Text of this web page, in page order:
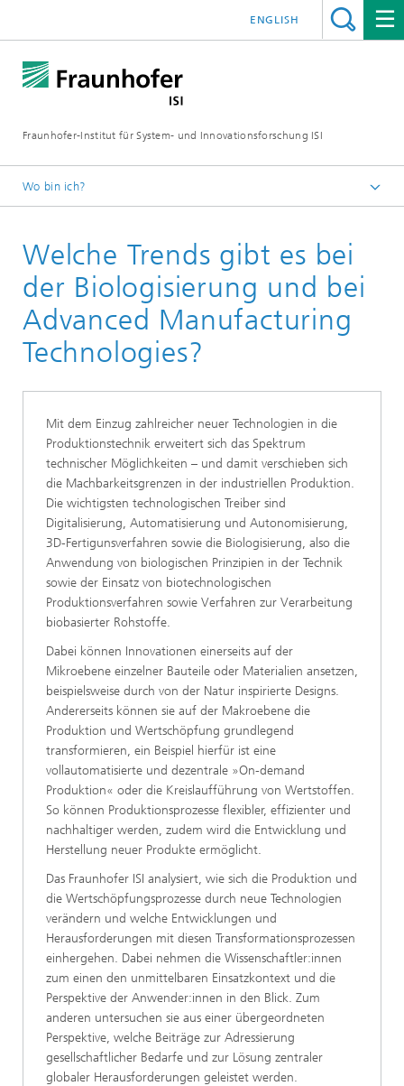
Fraunhofer-Institut für System- und Innovationsforschung ISI
ENGLISH
Wo bin ich?
Themen
Transformation zu einem neuen
Wertschöpfungsparadigma
Welche Trends gibt es bei
der Biologisierung und bei
Advanced Manufacturing
Technologies?
Mit dem Einzug zahlreicher neuer Technologien in die
Produktionstechnik erweitert sich das Spektrum
technischer Möglichkeiten – und damit verschieben sich
die Machbarkeitsgrenzen in der industriellen Produktion.
Die wichtigsten technologischen Treiber sind
Digitalisierung, Automatisierung und Autonomisierung,
3D-Fertigunsverfahren sowie die Biologisierung, also die
Anwendung von biologischen Prinzipien in der Technik
sowie der Einsatz von biotechnologischen
Produktionsverfahren sowie Verfahren zur Verarbeitung
biobasierter Rohstoffe.
Dabei können Innovationen einerseits auf der
Mikroebene einzelner Bauteile oder Materialien ansetzen,
beispielsweise durch von der Natur inspirierte Designs.
Andererseits können sie auf der Makroebene die
Produktion und Wertschöpfung grundlegend
transformieren, ein Beispiel hierfür ist eine
vollautomatisierte und dezentrale »On-demand
Produktion« oder die Kreislaufführung von Wertstoffen.
So können Produktionsprozesse flexibler, effizienter und
nachhaltiger werden, zudem wird die Entwicklung und
Herstellung neuer Produkte ermöglicht.
Das Fraunhofer ISI analysiert, wie sich die Produktion und
die Wertschöpfungsprozesse durch neue Technologien
verändern und welche Entwicklungen und
Herausforderungen mit diesen Transformationsprozessen
einhergehen. Dabei nehmen die Wissenschaftler:innen
zum einen den unmittelbaren Einsatzkontext und die
Perspektive der Anwender:innen in den Blick. Zum
anderen untersuchen sie aus einer übergeordneten
Perspektive, welche Beiträge zur Adressierung
gesellschaftlicher Bedarfe und zur Lösung zentraler
globaler Herausforderungen geleistet werden.